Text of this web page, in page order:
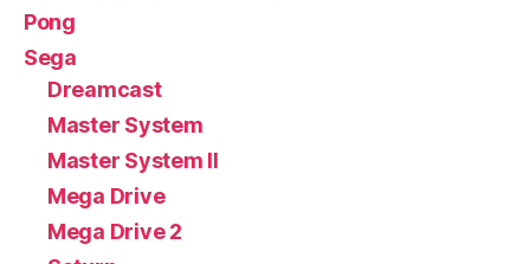
Pong
Sega
Dreamcast
Master System
Master System II
Mega Drive
Mega Drive 2